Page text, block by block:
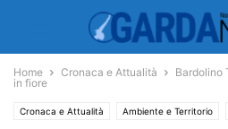
Home Cronaca e Attualità
Bardolino
in fiore
Cronaca e Attualità Ambiente e Territorio